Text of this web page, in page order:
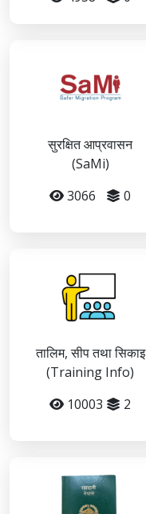
सुरक्षित आप्रवासन
(SaMi)
3066
0
तालिम, सीप तथा सिकाइ
(Training Info)
10003
2